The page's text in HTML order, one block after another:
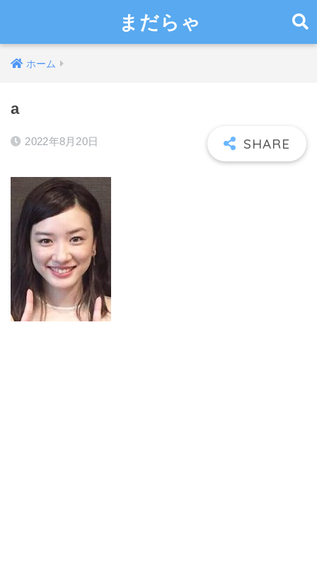
まだらゃ
ホーム
a
2022年8月20日